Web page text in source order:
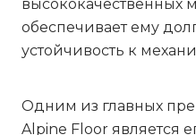
высококачественных
обеспечивает ему
устойчивость к
Одним из главных
Alpine Floor является